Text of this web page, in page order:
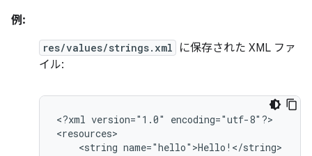
例:
res/values/strings.xml
に保存された XML ファ
イル:
<?xml version="1.0"
encoding="utf-8"?>
<string name="hello">Hello!</string>